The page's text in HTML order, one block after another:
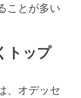
ことが多い
トップ
、オデッセ